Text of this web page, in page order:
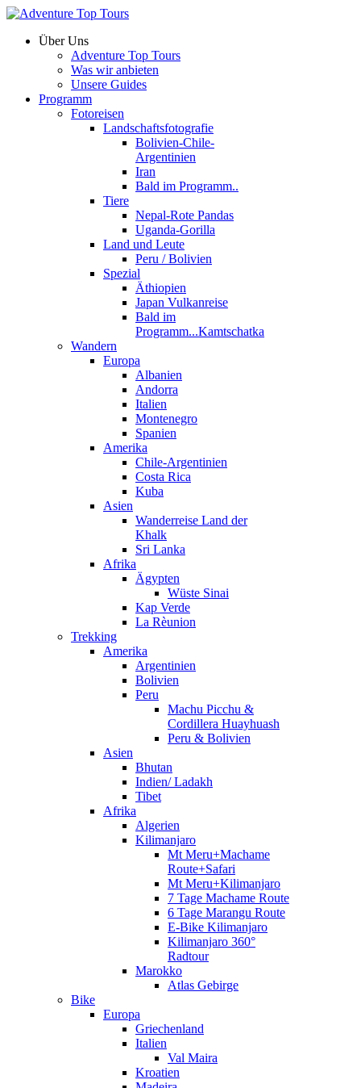
Über Uns
Adventure Top Tours
Was wir anbieten
Unsere Guides
Programm
Fotoreisen
Landschaftsfotografie
Bolivien-Chile-
Argentinien
Iran
Bald im Programm..
Tiere
Nepal-Rote Pandas
Uganda-Gorilla
Land und Leute
Peru / Bolivien
Spezial
Äthiopien
Japan Vulkanreise
Bald im
Programm...Kamtschatka
Wandern
Europa
Albanien
Andorra
Italien
Montenegro
Spanien
Amerika
Chile-Argentinien
Costa Rica
Kuba
Asien
Wanderreise Land der
Khalk
Sri Lanka
Afrika
Ägypten
Wüste Sinai
Kap Verde
La Rèunion
Trekking
Amerika
Argentinien
Bolivien
Peru
Machu Picchu &
Cordillera Huayhuash
Peru & Bolivien
Asien
Bhutan
Indien/ Ladakh
Tibet
Afrika
Algerien
Kilimanjaro
Mt Meru+Machame
Route+Safari
Mt Meru+Kilimanjaro
7 Tage Machame Route
6 Tage Marangu Route
E-Bike Kilimanjaro
Kilimanjaro 360°
Radtour
Marokko
Atlas Gebirge
Bike
Europa
Griechenland
Italien
Val Maira
Kroatien